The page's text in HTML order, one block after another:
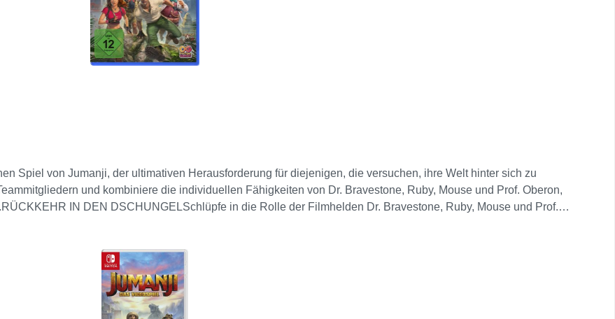
Spiel von Jumanji, der ultimativen Herausforderung für diejenigen, die versuchen, ihre Welt hinter sich zu
und kombiniere die individuellen Fähigkeiten von Dr. Bravestone, Ruby, Mouse und Prof. Oberon,
IN DEN DSCHUNGELSchlüpfe in die Rolle der Filmhelden Dr. Bravestone, Ruby, Mouse und Prof.